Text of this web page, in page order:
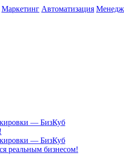
Маркетинг Автоматизация
— БизКуб
— БизКуб
реальным бизнесом!